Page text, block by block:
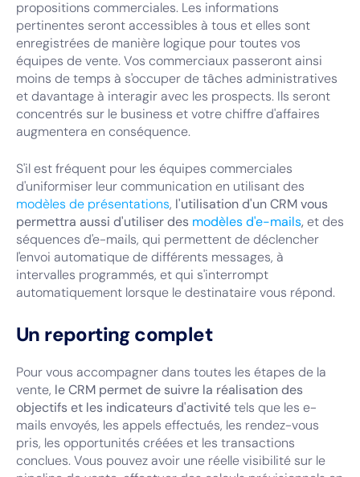
propositions commerciales. Les informations
pertinentes seront accessibles à tous et elles sont
enregistrées de manière logique pour toutes vos
équipes de vente. Vos commerciaux passeront ainsi
moins de temps à s'occuper de tâches administratives
et davantage à interagir avec les prospects. Ils seront
concentrés sur le business et votre chiffre d'affaires
augmentera en conséquence.
S'il est fréquent pour les équipes commerciales
d'uniformiser leur communication en utilisant des
modèles de présentations, l'utilisation d'un CRM vous
permettra aussi d'utiliser des modèles d'e-mails,et des
séquences d'e-mails, qui permettent de déclencher
l'envoi automatique de différents messages, à
intervalles programmés, et qui s'interrompt
automatiquement lorsque le destinataire vous répond.
Un reporting complet
Pour vous accompagner dans toutes les étapes de la
vente, le CRM permet de suivre la réalisation des
objectifs et les indicateurs d'activitétels que les e-
mails envoyés, les appels effectués, les rendez-vous
pris, les opportunités créées et les transactions
conclues. Vous pouvez avoir une réelle visibilité sur le